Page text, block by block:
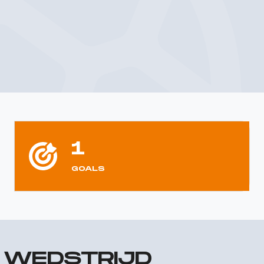
1
GOALS